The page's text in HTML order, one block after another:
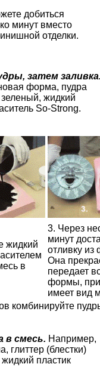
добиться
минут вместо
отделки.
затем
форма, пудра
жидкий
So-Strong.
жидкий
в
3. Через
минут
отливку
Она
передает
формы,
имеет вид
комбинируйте
в смесь. Например,
глиттер (блестки)
пластик